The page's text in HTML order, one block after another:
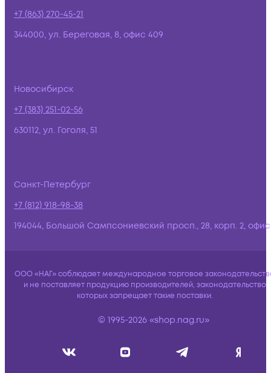
+7 (863) 270-45-21
344000, ул. Береговая, 8, офис 409
Новосибирск
+7 (383) 251-02-56
630112, ул. Гоголя, 51
Санкт-Петербург
+7 (812) 918-98-38
194044, Большой Сампсониевский просп., 28, корп. 2,
ООО «НАГ» соблюдает международное торговое
и не поставляет продукцию производителей, законодательство
которых запрещает такие поставки.
© 1995-2026 «shop.nag.ru»